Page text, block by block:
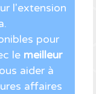
l'extension
pour
le meilleur
aider à
affaires